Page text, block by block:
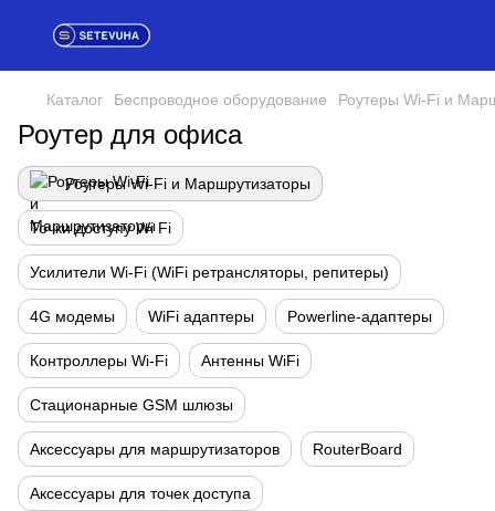
Каталог Беспроводное оборудование Роутеры Wi-Fi и
Роутер для офиса
Роутеры Wi-Fi и Маршрутизаторы
Точки доступу Wi Fi
Усилители Wi-Fi (WiFi ретрансляторы, репитеры)
4G модемы WiFi адаптеры Powerline-адаптеры
Контроллеры Wi-Fi Антенны WiFi
Стационарные GSM шлюзы
Аксессуары для маршрутизаторов RouterBoard
Аксессуары для точек доступа